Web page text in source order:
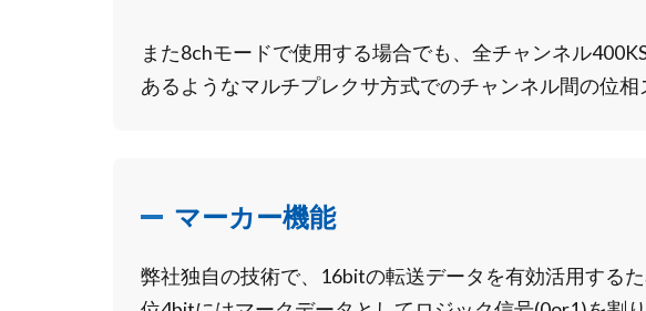
また8chモードで使用する場合でも、全チャンネル
あるようなマルチプレクサ方式でのチャンネル間の位相
マーカー機能
弊社独自の技術で、16bitの転送データを有効活用する